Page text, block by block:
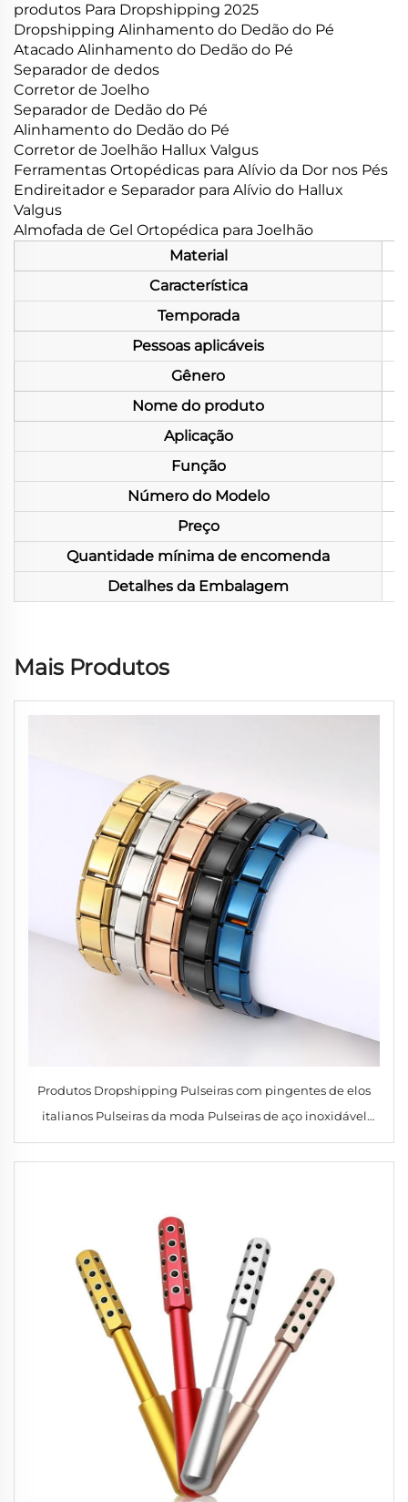
produtos Para Dropshipping 2025
Dropshipping Alinhamento do Dedão do Pé
Atacado Alinhamento do Dedão do Pé
Separador de dedos
Corretor de Joelho
Separador de Dedão do Pé
Alinhamento do Dedão do Pé
Corretor de Joelhão Hallux Valgus
Ferramentas Ortopédicas para Alívio da Dor nos Pés
Endireitador e Separador para Alívio do Hallux
Valgus
Almofada de Gel Ortopédica para Joelhão
Material
Característica
Temporada
Pessoas aplicáveis
Gênero
Nome do produto
Aplicação
Função
Número do Modelo
Preço
Quantidade mínima de encomenda
Detalhes da Embalagem
Mais Produtos
Produtos Dropshipping Pulseiras com pingentes de elos
italianos Pulseiras da moda Pulseiras de aço inoxidável
Pulseiras com pingentes italianos